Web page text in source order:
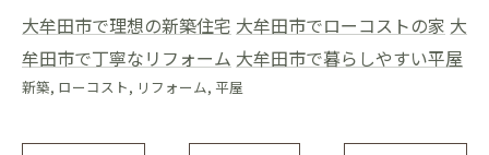
大牟田市で理想の新築住宅 大牟田市でローコストの家 大
牟田市で丁寧なリフォーム 大牟田市で暮らしやすい平屋
新築 ローコスト リフォーム 平屋